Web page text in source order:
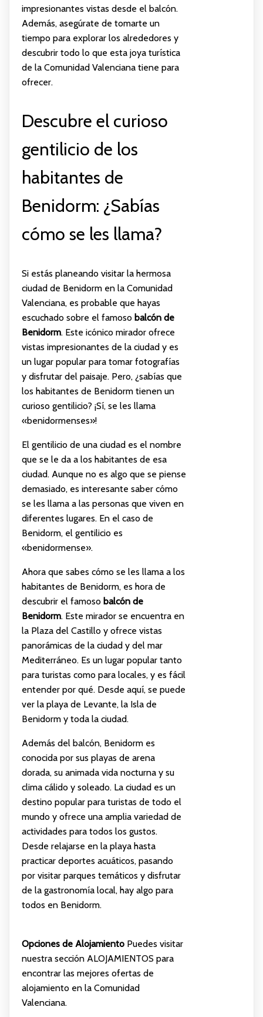
impresionantes vistas desde el balcón.
Además, asegúrate de tomarte un
tiempo para explorar los alrededores y
descubrir todo lo que esta joya turística
de la Comunidad Valenciana tiene para
ofrecer.
Descubre el curioso
gentilicio de los
habitantes de
Benidorm: ¿Sabías
cómo se les llama?
Si estás planeando visitar la hermosa
ciudad de Benidorm en la Comunidad
Valenciana, es probable que hayas
escuchado sobre el famoso balcón de
Benidorm. Este icónico mirador ofrece
vistas impresionantes de la ciudad y es
un lugar popular para tomar fotografías
y disfrutar del paisaje. Pero, ¿sabías que
los habitantes de Benidorm tienen un
curioso gentilicio? ¡Sí, se les llama
«benidormenses»!
El gentilicio de una ciudad es el nombre
que se le da a los habitantes de esa
ciudad. Aunque no es algo que se piense
demasiado, es interesante saber cómo
se les llama a las personas que viven en
diferentes lugares. En el caso de
Benidorm, el gentilicio es
«benidormense».
Ahora que sabes cómo se les llama a los
habitantes de Benidorm, es hora de
descubrir el famoso balcón de
Benidorm. Este mirador se encuentra en
la Plaza del Castillo y ofrece vistas
panorámicas de la ciudad y del mar
Mediterráneo. Es un lugar popular tanto
para turistas como para locales, y es fácil
entender por qué. Desde aquí, se puede
ver la playa de Levante, la Isla de
Benidorm y toda la ciudad.
Además del balcón, Benidorm es
conocida por sus playas de arena
dorada, su animada vida nocturna y su
clima cálido y soleado. La ciudad es un
destino popular para turistas de todo el
mundo y ofrece una amplia variedad de
actividades para todos los gustos.
Desde relajarse en la playa hasta
practicar deportes acuáticos, pasando
por visitar parques temáticos y disfrutar
de la gastronomía local, hay algo para
todos en Benidorm.
Opciones de AlojamientoPuedes visitar
nuestra sección ALOJAMIENTOS para
encontrar las mejores ofertas de
alojamiento en la Comunidad
Valenciana.